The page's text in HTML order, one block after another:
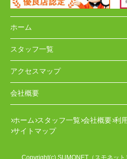
ホーム
スタッフ一覧
アクセスマップ
会社概要
ホーム スタッフ一覧 会社概要 利
サイトマップ
Copyright(c) SUMONET（スモネッ